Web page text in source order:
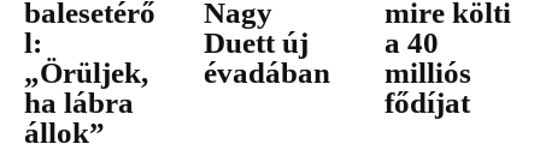
balesetérő
l:
„Örüljek,
ha lábra
állok”
Nagy
Duett új
évadában
mire költi
a 40
milliós
fődíjat